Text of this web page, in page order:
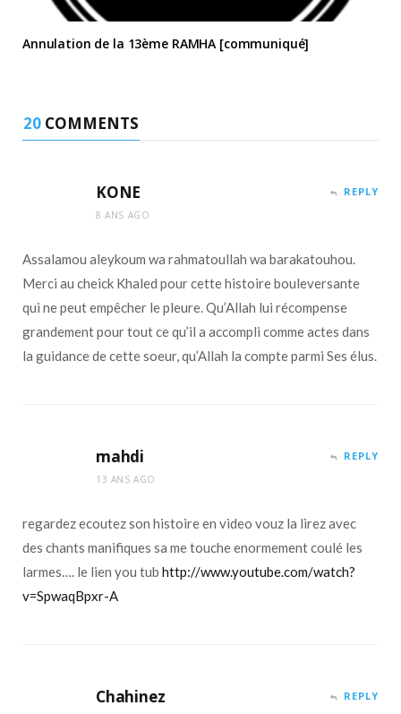
Annulation de la 13ème RAMHA [communiqué]
20 COMMENTS
KONE
8 ANS AGO
REPLY
Assalamou aleykoum wa rahmatoullah wa barakatouhou.
Merci au cheick Khaled pour cette histoire bouleversante
qui ne peut empêcher le pleure. Qu’Allah lui récompense
grandement pour tout ce qu’il a accompli comme actes dans
la guidance de cette soeur, qu’Allah la compte parmi Ses élus.
mahdi
13 ANS AGO
REPLY
regardez ecoutez son histoire en video vouz la lirez avec
des chants manifiques sa me touche enormement coulé les
larmes…. le lien you tub http://www.youtube.com/watch?
v=SpwaqBpxr-A
Chahinez REPLY